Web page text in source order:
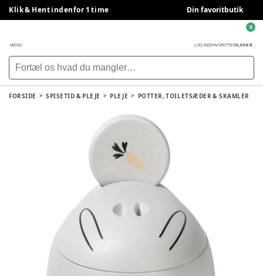
Klik & Hent indenfor 1 time Din favoritbutik
MENU LOG INDFAVORITTER0,00 KR.
0
FORSIDE SPISETID & PLEJE PLEJE POTTER, TOILETSÆDER & SKAMLER